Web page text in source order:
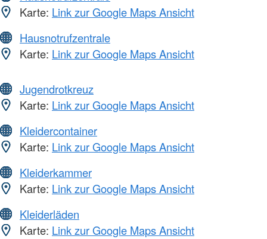
Karte: Link zur Google Maps Ansicht
Hausnotrufzentrale
Karte: Link zur Google Maps Ansicht
Jugendrotkreuz
Karte: Link zur Google Maps Ansicht
Kleidercontainer
Karte: Link zur Google Maps Ansicht
Kleiderkammer
Karte: Link zur Google Maps Ansicht
Kleiderläden
Karte: Link zur Google Maps Ansicht